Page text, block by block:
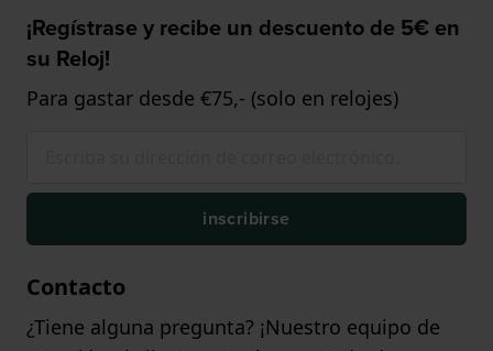
¡Regístrase y recibe un descuento de 5€ en
su Reloj!
Para gastar desde €75,- (solo en relojes)
inscribirse
Contacto
¿Tiene alguna pregunta? ¡Nuestro equipo de